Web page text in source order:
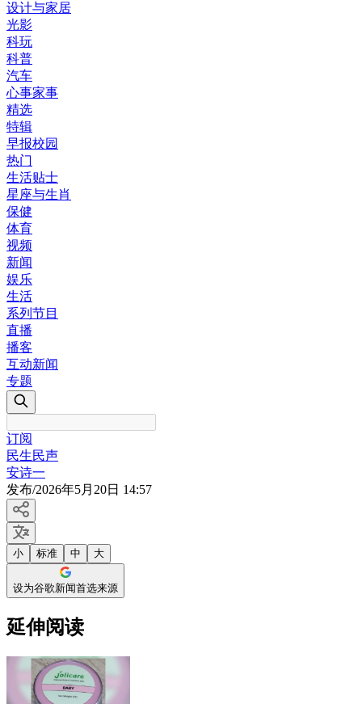
设计与家居
光影
科玩
科普
汽车
心事家事
精选
特辑
早报校园
热门
生活贴士
星座与生肖
保健
体育
视频
新闻
娱乐
生活
系列节目
直播
播客
互动新闻
专题
订阅
民生民声
安诗一
发布/2026年5月20日 14:57
小 标准 中 大
设为谷歌新闻首选来源
延伸阅读